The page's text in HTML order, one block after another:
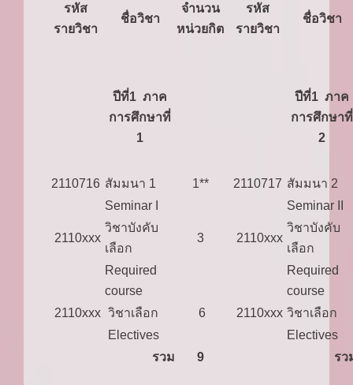
รหัส
รายวิชา
ชื่อวิชา
จำนวน
หน่วยกิต
รหัส
รายวิชา
ชื่อวิชา
ปีที่1 ภาค
การศึกษาที่
1
ปีที่1 ภาค
การศึกษาที่
2
2110716 สัมมนา 1 1** 2110717 สัมมนา 2
Seminar I
Seminar II
2110xxx
วิชาบังคับ
เลือก
3 2110xxx
วิชาบังคับ
เลือก
Required
course
Required
course
2110xxx วิชาเลือก 6 2110xxx วิชาเลือก
Electives
Electives
รวม
9 รว